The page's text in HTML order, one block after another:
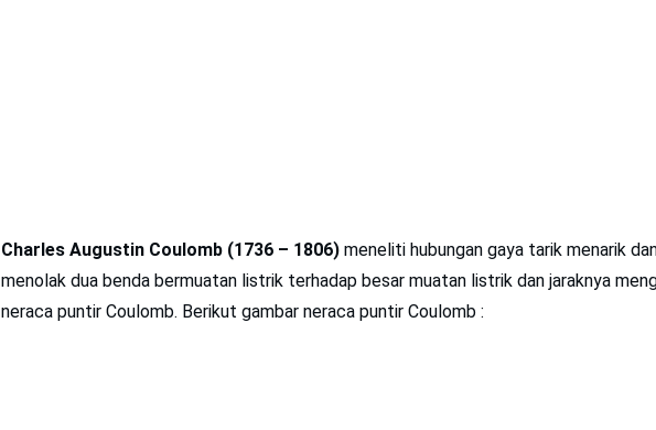
Charles Augustin Coulomb (1736 – 1806) meneliti hubungan gaya tarik menarik
menolak dua benda bermuatan listrik terhadap besar muatan listrik dan jaraknya
neraca puntir Coulomb. Berikut gambar neraca puntir Coulomb :